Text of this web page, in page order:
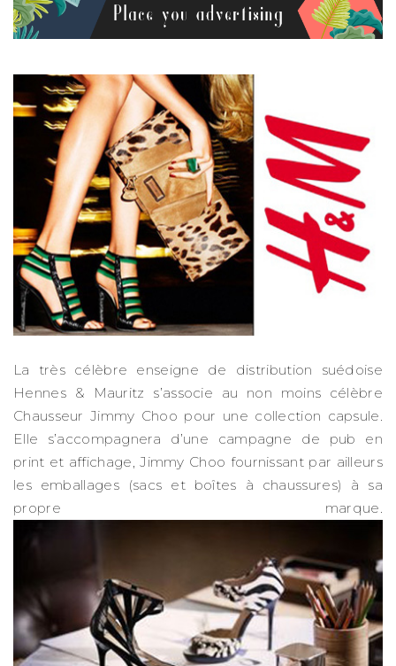
La très célèbre enseigne de distribution suédoise
Hennes & Mauritz s’associe au non moins célèbre
Chausseur Jimmy Choo pour une collection capsule.
Elle s’accompagnera d’une campagne de pub en
print et affichage, Jimmy Choo fournissant par ailleurs
les emballages (sacs et boîtes à chaussures) à sa
propre marque.